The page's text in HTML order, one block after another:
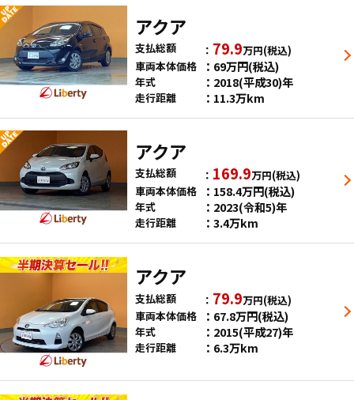
アクア
支払総額 79.9万円(税込)
車両本体価格
69万円(税込)
年式 2018(平成30)年
走行距離 11.3万km
アクア
支払総額 169.9万円(税込)
車両本体価格
158.4万円(税込)
年式 2023(令和5)年
走行距離 3.4万km
アクア
支払総額 79.9万円(税込)
車両本体価格
67.8万円(税込)
年式 2015(平成27)年
走行距離 6.3万km